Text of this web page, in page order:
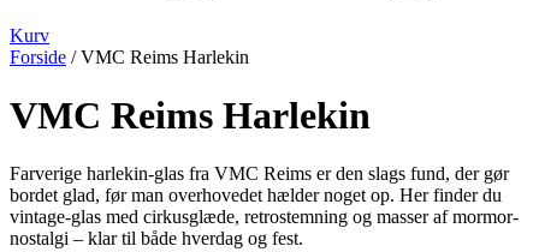
Kurv
Forside / VMC Reims Harlekin
VMC Reims Harlekin
Farverige harlekin-glas fra VMC Reims er den slags fund, der gør
bordet glad, før man overhovedet hælder noget op. Her finder du
vintage-glas med cirkusglæde, retrostemning og masser af mormor-
nostalgi – klar til både hverdag og fest.